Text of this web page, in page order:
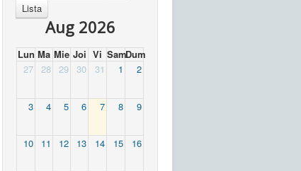
Lista
Aug 2026
Lun Ma Mie Joi Vi SamDum
27
28 29 30 31 1 2
3 4 5 6 7 8 9
10 11 12 13 14 15 16